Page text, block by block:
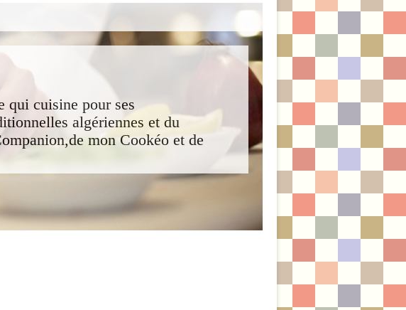
qui cuisine pour ses
algériennes et du
mon Cookéo et de